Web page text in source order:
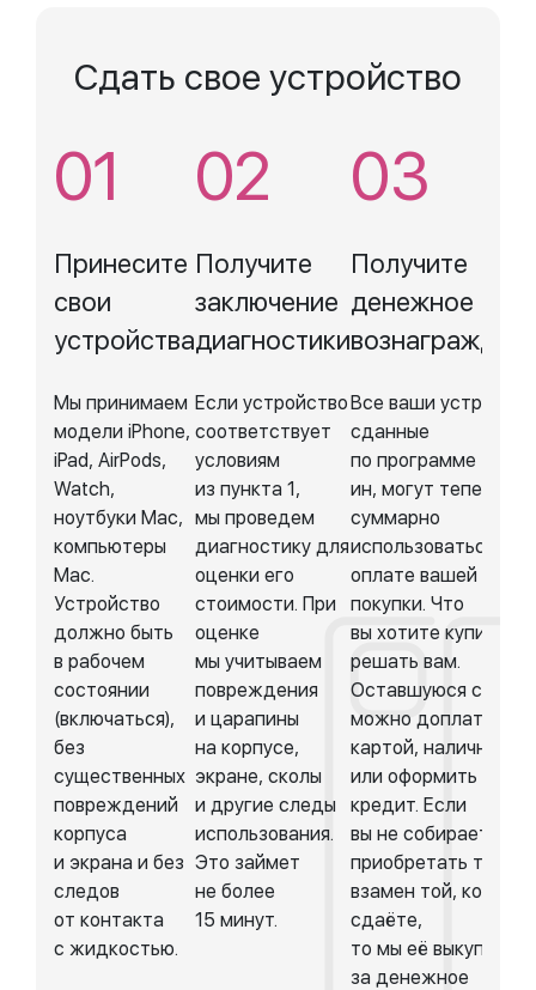
Сдать свое устройство
Принесите
свои
устройства
Мы принимаем
модели iPhone,
iPad, AirPods,
Watch,
ноутбуки Mac,
компьютеры
Mac.
Устройство
должно быть
в рабочем
состоянии
(включаться),
без
существенных
повреждений
корпуса
и экрана и без
следов
от контакта
с жидкостью.
Получите
заключение
диагностики
Если устройство
соответствует
условиям
из пункта 1,
мы проведем
диагностику для
оценки его
стоимости. При
оценке
мы учитываем
повреждения
и царапины
на корпусе,
экране, сколы
и другие следы
использования.
Это займет
не более
15 минут.
Получите
денежное
Все ваши
сданные
по программе
ин, могут теперь
суммарно
использоваться при
оплате вашей
покупки. Что
вы хотите купить —
решать вам.
Оставшуюся сумму
можно доплатить
картой, наличными
или оформить в
кредит. Если
вы не собираетесь
приобретать
взамен той,
сдаёте,
то мы её выкупим
за денежное